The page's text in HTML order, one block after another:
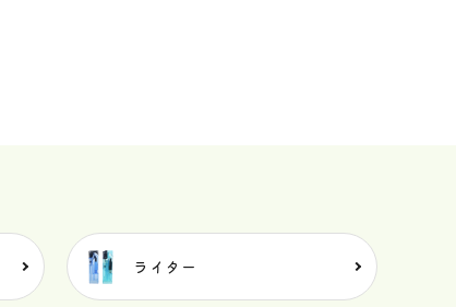
ライター